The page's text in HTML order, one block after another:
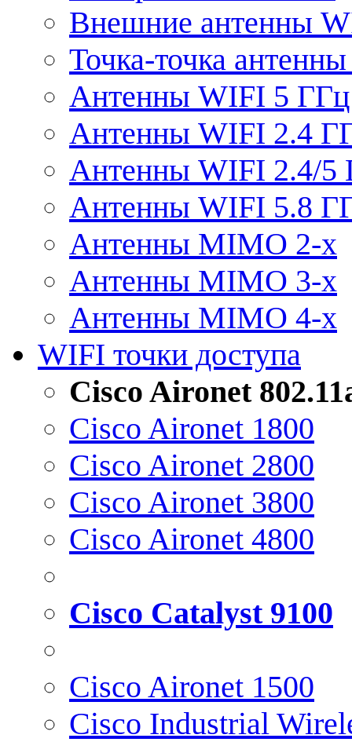
Внешние антенны
Точка-точка
Антенны WIFI 5 ГГц
Антенны WIFI 2.4
Антенны WIFI 2.4/5
Антенны WIFI 5.8
Антенны MIMO 2-x
Антенны MIMO 3-x
Антенны MIMO 4-x
WIFI точки доступа
Cisco Aironet
Cisco Aironet 1800
Cisco Aironet 2800
Cisco Aironet 3800
Cisco Aironet 4800
Cisco Catalyst 9100
Cisco Aironet 1500
Cisco Industrial